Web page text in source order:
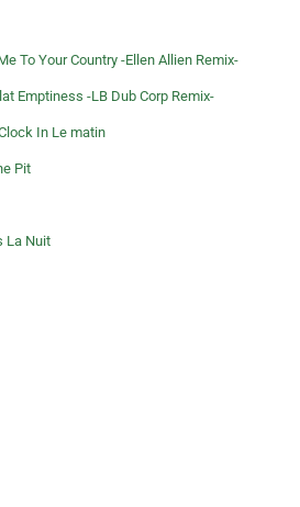
To Your Country -Ellen Allien Remix-
Emptiness -LB Dub Corp Remix-
In Le matin
Pit
La Nuit